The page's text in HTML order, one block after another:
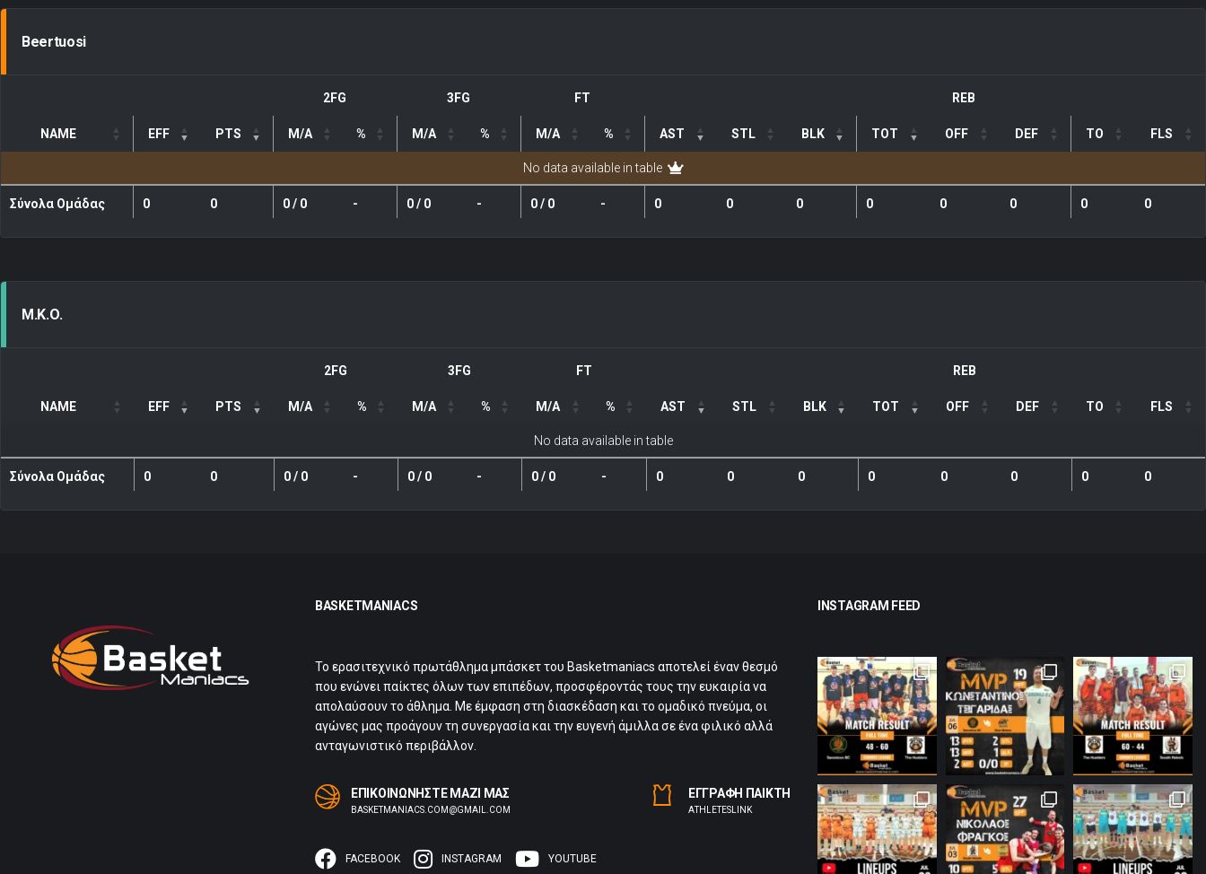
Beertuosi
2FG 3FG FT REB
NAME EFF PTS M/A % M/A % M/A % AST STL BLK TOT OFF DEF TO FLS
No data available in table
Σύνολα Ομάδας 0 0 0 / 0 - 0 / 0 - 0 / 0 - 0 0 0 0 0 0 0 0
Μ.Κ.Ο.
2FG 3FG FT REB
NAME EFF PTS M/A % M/A % M/A % AST STL BLK TOT OFF DEF TO FLS
No data available in table
Σύνολα Ομάδας 0 0 0 / 0 - 0 / 0 - 0 / 0 - 0 0 0 0 0 0 0 0
BASKETMANIACS
Το ερασιτεχνικό πρωτάθλημα μπάσκετ του Basketmaniacs αποτελεί έναν θεσμό
που ενώνει παίκτες όλων των επιπέδων, προσφέροντάς τους την ευκαιρία να
απολαύσουν το άθλημα. Με έμφαση στη διασκέδαση και το ομαδικό πνεύμα, οι
αγώνες μας προάγουν τη συνεργασία και την ευγενή άμιλλα σε ένα φιλικό αλλά
ανταγωνιστικό περιβάλλον.
ΕΠΙΚΟΙΝΩΝΗΣΤΕ ΜΑΖΙ ΜΑΣ
BASKETMANIACS.COM@GMAIL.COM
ΕΓΓΡΑΦΗ ΠΑΙΚΤΗ
ΑTHLETESLINK
FACEBOOK INSTAGRAM YOUTUBE
INSTAGRAM FEED